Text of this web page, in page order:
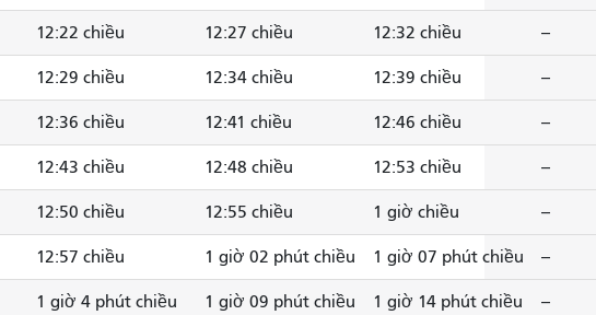
12:22 chiều 12:27 chiều 12:32 chiều --
12:29 chiều 12:34 chiều 12:39 chiều --
12:36 chiều 12:41 chiều 12:46 chiều --
12:43 chiều 12:48 chiều 12:53 chiều --
12:50 chiều 12:55 chiều 1 giờ chiều --
12:57 chiều 1 giờ 02 phút chiều 1 giờ 07 phút chiều --
1 giờ 4 phút chiều 1 giờ 09 phút chiều 1 giờ 14 phút chiều --